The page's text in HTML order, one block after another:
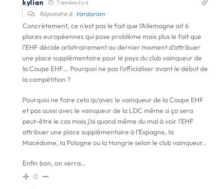
kylian 7 années il y a
Répondre à Vardarian
Concrètement, ce n’est pas le fait que l’Allemagne ait 6
places européennes qui pose problème mais plus le fait que
l’EHF décide arbitrairement au dernier moment d’attribuer
une place supplémentaire pour le pays du club vainqueur de
la Coupe EHF… Pourquoi ne pas l’officialiser avant le début de
la compétition ?
Pourquoi ne faire cela qu’avec le vainqueur de la Coupe EHF
et pas aussi avec le vainqueur de la LDC même si ça sera
peut-être le cas mais j’ai quand même du mal à voir l’EHF
attribuer une place supplémentaire à l’Espagne, la
Macédoine, la Pologne ou la Hongrie selon le club vainqueur..
Enfin bon, on verra…
0